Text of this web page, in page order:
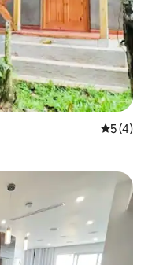
คะแนนเฉ
5 (4)